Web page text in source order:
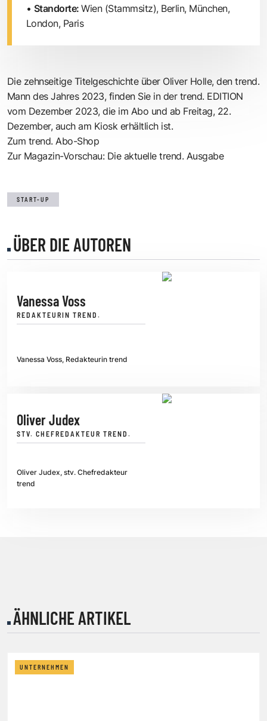
• Standorte:Wien (Stammsitz), Berlin, München,
London, Paris
Die zehnseitige Titelgeschichte über Oliver Holle, den trend.
Mann des Jahres 2023, finden Sie in der trend. EDITION
vom Dezember 2023, die im Abo und ab Freitag, 22.
Dezember, auch am Kiosk erhältlich ist.
Zum trend. Abo-Shop
Zur Magazin-Vorschau: Die aktuelle trend. Ausgabe
START-UP
ÜBER DIE AUTOREN
Vanessa Voss
REDAKTEURIN TREND.
Vanessa Voss, Redakteurin trend
Oliver Judex
STV. CHEFREDAKTEUR TREND.
Oliver Judex, stv. Chefredakteur
trend
ÄHNLICHE ARTIKEL
UNTERNEHMEN